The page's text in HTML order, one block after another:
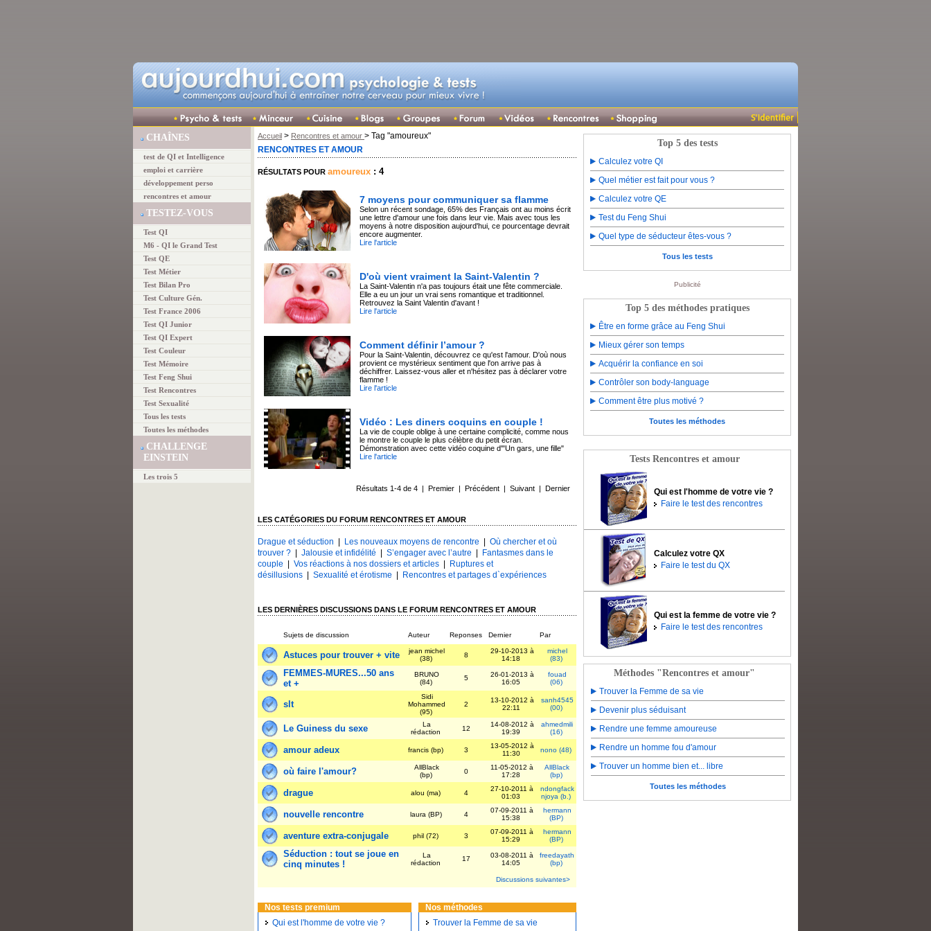
CHAÎNES
test de QI et Intelligence
emploi et carrière
développement perso
rencontres et amour
TESTEZ-VOUS
Test QI
M6 - QI le Grand Test
Test QE
Test Métier
Test Bilan Pro
Test Culture Gén.
Test France 2006
Test QI Junior
Test QI Expert
Test Couleur
Test Mémoire
Test Feng Shui
Test Rencontres
Test Sexualité
Tous les tests
Toutes les méthodes
CHALLENGE
EINSTEIN
Les trois 5
Accueil > Rencontres et amour > Tag "amoureux"
RENCONTRES ET AMOUR
RÉSULTATS POUR amoureux : 4
7 moyens pour communiquer sa flamme
Selon un récent sondage, 65% des Français ont au moins écrit
une lettre d'amour une fois dans leur vie. Mais avec tous les
moyens à notre disposition aujourd'hui, ce pourcentage devrait
encore augmenter.
Lire l'article
D'où vient vraiment la Saint-Valentin ?
La Saint-Valentin n'a pas toujours était une fête commerciale.
Elle a eu un jour un vrai sens romantique et traditionnel.
Retrouvez la Saint Valentin d'avant !
Lire l'article
Comment définir l’amour ?
Pour la Saint-Valentin, découvrez ce qu'est l'amour. D'où nous
provient ce mystérieux sentiment que l'on arrive pas à
déchiffrer. Laissez-vous aller et n'hésitez pas à déclarer votre
flamme !
Lire l'article
Vidéo : Les diners coquins en couple !
La vie de couple oblige à une certaine complicité, comme nous
le montre le couple le plus célèbre du petit écran.
Démonstration avec cette vidéo coquine d'"Un gars, une fille"
Lire l'article
Résultats 1-4 de 4 | Premier | Précédent | Suivant | Dernier
LES CATÉGORIES DU FORUM RENCONTRES ET AMOUR
Drague et séduction Les nouveaux moyens de rencontre
Où chercher et où
trouver ?
Jalousie et infidélité S’engager avec l’autre
Fantasmes dans le
couple
Vos réactions à nos dossiers et articles
Ruptures et
désillusions
Sexualité et érotisme Rencontres et partages d`expériences
LES DERNIÈRES DISCUSSIONS DANS LE FORUM RENCONTRES ET AMOUR
Sujets de discussion Auteur Reponses Dernier Par
Astuces pour trouver + vite
jean michel
(38)
8
29-10-2013 à
14:18
michel
(83)
FEMMES-MURES...50 ans
et +
BRUNO
(84)
5
26-01-2013 à
16:05
fouad
(06)
slt
Sidi
Mohammed
(95)
2
13-10-2012 à
22:11
sanh4545
(00)
Le Guiness du sexe
La
rédaction
12
14-08-2012 à
19:39
ahmedmili
(16)
amour adeux francis (bp) 3
13-05-2012 à
11:30
nono (48)
où faire l'amour?
AllBlack
(bp)
0
11-05-2012 à
17:28
AllBlack
(bp)
drague alou (ma) 4
27-10-2011 à
01:03
ndongfack
njoya (b.)
nouvelle rencontre laura (BP) 4
07-09-2011 à
15:38
hermann
(BP)
aventure extra-conjugale phil (72) 3
07-09-2011 à
15:29
hermann
(BP)
Séduction : tout se joue en
cinq minutes !
La
rédaction
17
03-08-2011 à
14:05
freedayath
(bp)
Discussions suivantes>
Nos tests premium
Qui est l'homme de votre vie ?
Nos méthodes
Trouver la Femme de sa vie
Top 5 des tests
Calculez votre QI
Quel métier est fait pour vous ?
Calculez votre QE
Test du Feng Shui
Quel type de séducteur êtes-vous ?
Tous les tests
Publicité
Top 5 des méthodes pratiques
Être en forme grâce au Feng Shui
Mieux gérer son temps
Acquérir la confiance en soi
Contrôler son body-language
Comment être plus motivé ?
Toutes les méthodes
Tests Rencontres et amour
Qui est l'homme de votre vie ?
Faire le test des rencontres
Calculez votre QX
Faire le test du QX
Qui est la femme de votre vie ?
Faire le test des rencontres
Méthodes "Rencontres et amour"
Trouver la Femme de sa vie
Devenir plus séduisant
Rendre une femme amoureuse
Rendre un homme fou d'amour
Trouver un homme bien et... libre
Toutes les méthodes